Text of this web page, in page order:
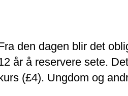
den dagen blir det
år å reservere sete.
(£4). Ungdom og